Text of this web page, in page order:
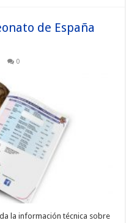
de España
0
la información técnica sobre